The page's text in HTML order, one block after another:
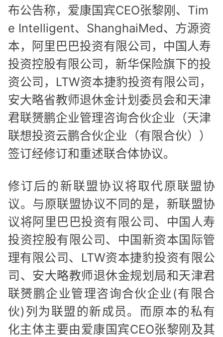
布公告称，爱康国宾CEO张黎刚、Tim
e Intelligent、ShanghaiMed、方源资
本，阿里巴巴投资有限公司，中国人寿
投资控股有限公司，新华保险旗下的投
资公司，LTW资本捷豹投资有限公司，
安大略省教师退休金计划委员会和天津
君联赟鹏企业管理咨询合伙企业（天津
联想投资云鹏合伙企业（有限合伙））
签订经修订和重述联合体协议。
修订后的新联盟协议将取代原联盟协
议。与原联盟协议不同的是，新联盟协
议将阿里巴巴投资有限公司、中国人寿
投资控股有限公司、中国新资本国际管
理有限公司、LTW资本捷豹投资有限公
司、安大略教师退休金规划局和天津君
联赟鹏企业管理咨询合伙企业(有限合
伙)列为联盟的新成员。而原本的私有
化主体主要由爱康国宾CEO张黎刚及其